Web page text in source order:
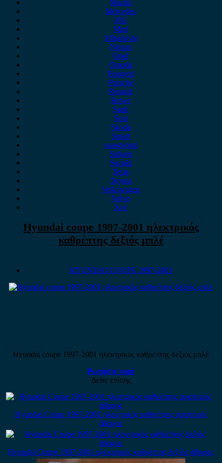
Mazda
Mercedes
MG
Mini
Mitsubishi
Nissan
Opel
Omoda
Peugeot
Porsche
Renault
Rover
Saab
Seat
Skoda
Smart
ssangyong
Subaru
Suzuki
Tesla
Toyota
Volkswagen
Volvo
Xev
Hyundai coupe 1997-2001 ηλεκτρικός
καθρέπτης δεξιός μπλέ
HYUNDAI COUPE 1997-2001
Hyundai coupe 1997-2001 ηλεκτρικός καθρέπτης δεξιός μπλέ
Ρωτήστε τιμή
Δείτε επίσης
Hyundai Coupe 1997-2001 ηλεκτρικός καθρέπτης αριστερός
άβαφος
Hyundai Coupe 1997-2001 ηλεκτρικός καθρέπτης δεξιός άβαφος